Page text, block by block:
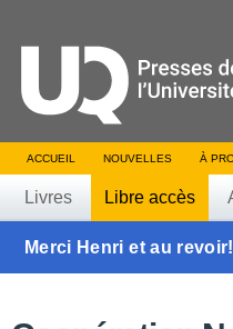
ACCUEIL NOUVELLES À
Livres Libre accès
Merci Henri et au revoir!